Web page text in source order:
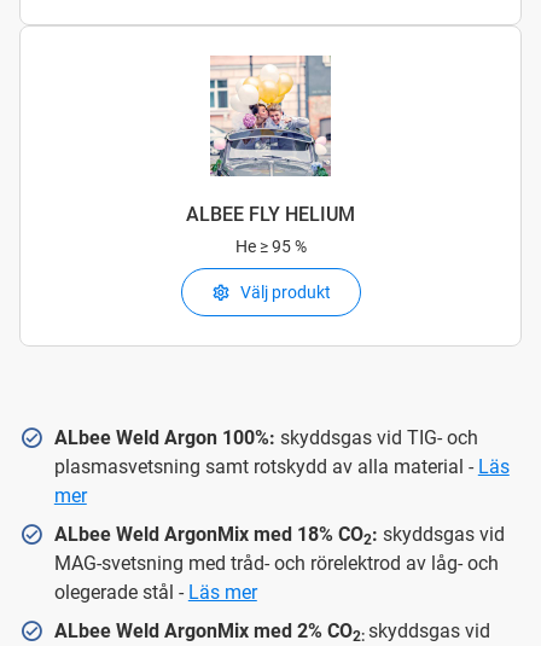
ALBEE FLY HELIUM
He ≥ 95 %
Välj produkt
ALbee Weld Argon 100%: skyddsgas vid TIG- och
plasmasvetsning samt rotskydd av alla material - Läs
mer
ALbee Weld ArgonMix med 18% CO2: skyddsgasvid
MAG-svetsning med tråd- och rörelektrod av låg- och
olegerade stål - Läs mer
ALbee Weld ArgonMix med 2% CO2: skyddsgas vid